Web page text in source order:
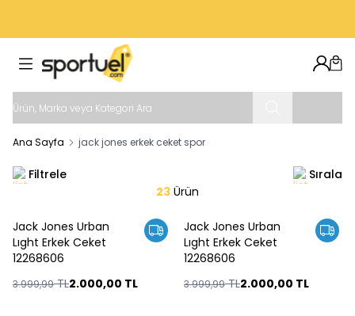
Ana Sayfa jack jones erkek ceket spor
Filtrele
Sırala
23 Ürün
%50
Jack Jones Urban
Lıght Erkek Ceket
12268606
3.999,99TL2.000,00 TL
%50
Jack Jones Urban
Lıght Erkek Ceket
12268606
3.999,99TL2.000,00 TL